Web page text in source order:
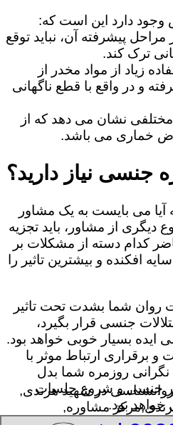
وجود دارد این است که:
مراحل پیشرفته آن، نباید توقع
ترک کند.
زیاد از مواد مخدر از
و در واقع با قطع ناگهانی
نشان می دهد که از
خماری می باشد.
جنسی نیاز دارید؟
آیا می بایست به یک مشاور
دیگری از مشاور، باید تجزیه
کدام دسته از مشکلات بر
افکنده و بیشترین تاثیر را
روان شما بشدت تحت تاثیر
جنسی قرار بگیرد،
ایده بسیار خوبی خواهد بود.
و برقراری ارتباط موثر با
روزمره شما بدل
جنسی و شروع جلسات
خواهد بود.
در شهید هرندی,
مشاوره,